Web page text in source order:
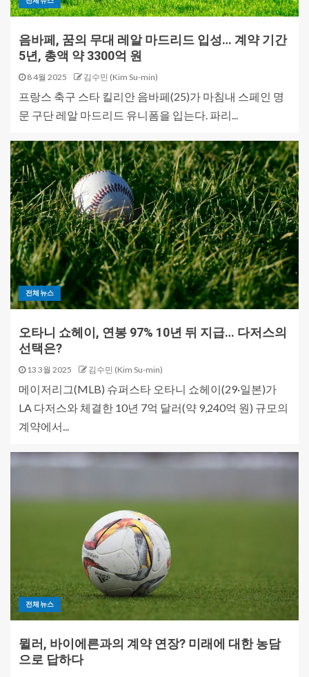
음바페, 꿈의 무대 레알 마드리드 입성… 계약 기간
5년, 총액 약 3300억 원
8 4월 2025 김수민 (Kim Su-min)
프랑스 축구 스타 킬리안 음바페(25)가 마침내 스페인 명
문 구단 레알 마드리드 유니폼을 입는다. 파리...
전체뉴스
오타니 쇼헤이, 연봉 97% 10년 뒤 지급… 다저스의
선택은?
13 3월 2025 김수민 (Kim Su-min)
메이저리그(MLB) 슈퍼스타 오타니 쇼헤이(29·일본)가
LA 다저스와 체결한 10년 7억 달러(약 9,240억 원) 규모의
계약에서...
전체뉴스
뮐러, 바이에른과의 계약 연장? 미래에 대한 농담
으로 답하다